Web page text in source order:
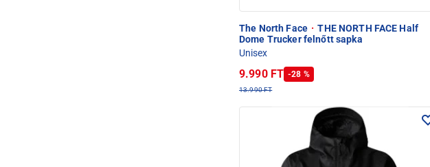
The North Face · THE NORTH FACE Half
Dome Trucker felnőtt sapka
Unisex
9.990 FT -28 %
13.990 FT